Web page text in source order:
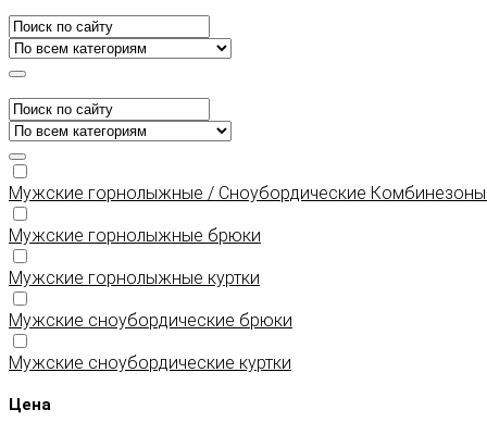
Мужские горнолыжные / Сноубордические
Мужские горнолыжные брюки
Мужские горнолыжные куртки
Мужские сноубордические брюки
Мужские сноубордические куртки
Цена